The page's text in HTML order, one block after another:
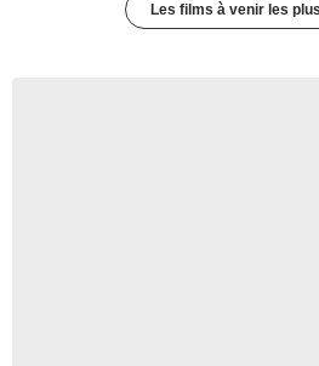
Les films à venir les